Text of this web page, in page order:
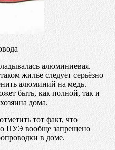
алюминиевая.
жилье следует серьёзно
алюминий на медь.
быть, как полной, так и
дома.
тот факт, что
ПУЭ вообще запрещено
в доме.